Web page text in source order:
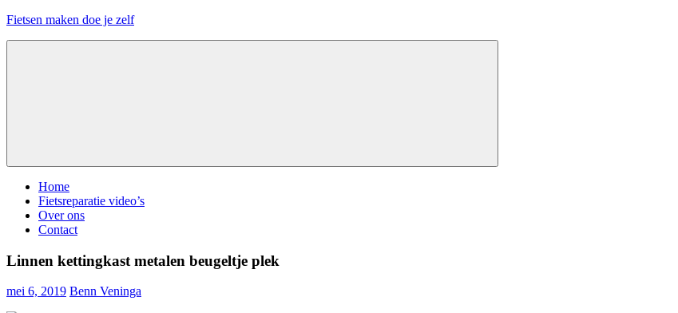
Ga
Fietsen maken doe je zelf
Menu
Home
Fietsreparatie video’s
Over ons
Contact
Linnen kettingkast metalen beugeltje plek
mei 6, 2019 Benn Veninga